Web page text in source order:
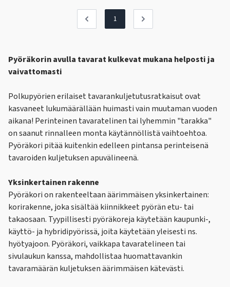
1
Pyöräkorin avulla tavarat kulkevat mukana helposti ja
vaivattomasti
Polkupyörien erilaiset tavarankuljetutusratkaisut ovat
kasvaneet lukumäärällään huimasti vain muutaman vuoden
aikana! Perinteinen tavaratelinen tai lyhemmin "tarakka"
on saanut rinnalleen monta käytännöllistä vaihtoehtoa.
Pyöräkori pitää kuitenkin edelleen pintansa perinteisenä
tavaroiden kuljetuksen apuvälineenä.
Yksinkertainen rakenne
Pyöräkori on rakenteeltaan äärimmäisen yksinkertainen:
korirakenne, joka sisältää kiinnikkeet pyörän etu- tai
takaosaan. Tyypillisesti pyöräkoreja käytetään kaupunki-,
käyttö- ja hybridipyörissä, joita käytetään yleisesti ns.
hyötyajoon. Pyöräkori, vaikkapa tavaratelineen tai
sivulaukun kanssa, mahdollistaa huomattavankin
tavaramäärän kuljetuksen äärimmäisen kätevästi.